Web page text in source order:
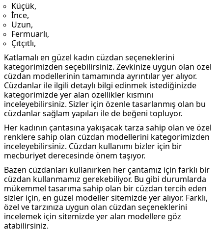
Küçük,
İnce,
Uzun,
Fermuarlı,
Çıtçıtlı,
Katlamalı en güzel kadın cüzdan seçeneklerini
kategorimizden seçebilirsiniz. Zevkinize uygun olan özel
cüzdan modellerinin tamamında ayrıntılar yer alıyor.
Cüzdanlar ile ilgili detaylı bilgi edinmek istediğinizde
kategorimizde yer alan özellikler kısmını
inceleyebilirsiniz. Sizler için özenle tasarlanmış olan bu
cüzdanlar sağlam yapıları ile de beğeni topluyor.
Her kadının çantasına yakışacak tarza sahip olan ve özel
renklere sahip olan cüzdan modellerini kategorimizden
inceleyebilirsiniz. Cüzdan kullanımı bizler için bir
mecburiyet derecesinde önem taşıyor.
Bazen cüzdanları kullanırken her çantamız için farklı bir
cüzdan kullanmamız gerekebiliyor. Bu gibi durumlarda
mükemmel tasarıma sahip olan bir cüzdan tercih eden
sizler için, en güzel modeller sitemizde yer alıyor. Farklı,
özel ve tarzınıza uygun olan cüzdan seçeneklerini
incelemek için sitemizde yer alan modellere göz
atabilirsiniz.